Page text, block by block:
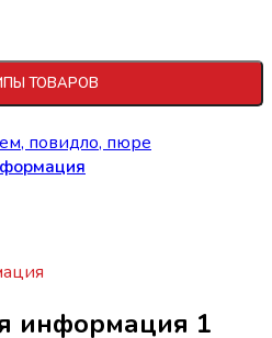
ТОВАРОВ
повидло, пюре
информация 1